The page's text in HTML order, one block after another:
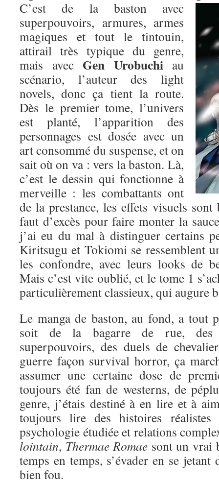
C’est de la baston avec
superpouvoirs, armures, armes
magiques et tout le tintouin,
attirail très typique du genre,
mais avec Gen Urobuchiau
scénario, l’auteur des light
novels, donc ça tient la route.
Dès le premier tome, l’univers
est planté, l’apparition des
personnages est dosée avec un
art consommé du suspense, et on
sait où on va : vers la baston. Là,
c’est le dessin qui fonctionne à
merveille : les combattants ont
de la prestance, les effets visuels sont
faut d’excès pour faire monter la
j’ai eu du mal à distinguer certains
Kiritsugu et Tokiomi se ressemblent
les confondre, avec leurs looks de
Mais c’est vite oublié, et le tome 1
particulièrement classieux, qui augure
Le manga de baston, au fond, a tout
soit de la bagarre de rue, des
superpouvoirs, des duels de
guerre façon survival horror, ça
assumer une certaine dose de
toujours été fan de westerns, de
genre, j’étais destiné à en lire et à
toujours lire des histoires
psychologie étudiée et relations
lointain, Thermae Romae sont un vrai
temps en temps, s’évader en se jetant
bien fou.